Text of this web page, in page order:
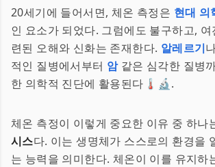
20세기에 들어서면, 체온 측정은 현대 의
인 요소가 되었다. 그럼에도 불구하고,
련된 오해와 신화는 존재한다. 알레르기
적인 질병에서부터 암같은 심각한 질병
한 의학적 진단에 활용된다🌡️🔬.
체온 측정이 이렇게 중요한 이유 중 하나
시스다. 이는 생명체가 스스로의 환경을
는 능력을 의미한다. 체온이 이를 유지하